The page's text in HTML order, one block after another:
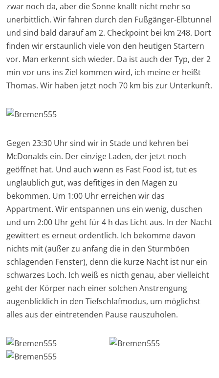
zwar noch da, aber die Sonne knallt nicht mehr so
unerbittlich. Wir fahren durch den Fußgänger-Elbtunnel
und sind bald darauf am 2. Checkpoint bei km 248. Dort
finden wir erstaunlich viele von den heutigen Startern
vor. Man erkennt sich wieder. Da ist auch der Typ, der 2
min vor uns ins Ziel kommen wird, ich meine er heißt
Thomas. Wir haben jetzt noch 70 km bis zur Unterkunft.
Gegen 23:30 Uhr sind wir in Stade und kehren bei
McDonalds ein. Der einzige Laden, der jetzt noch
geöffnet hat. Und auch wenn es Fast Food ist, tut es
unglaublich gut, was defitiges in den Magen zu
bekommen. Um 1:00 Uhr erreichen wir das
Appartment. Wir entspannen uns ein wenig, duschen
und um 2:00 Uhr geht für 4 h das Licht aus. In der Nacht
gewittert es erneut ordentlich. Ich bekomme davon
nichts mit (außer zu anfang die in den Sturmböen
schlagenden Fenster), denn die kurze Nacht ist nur ein
schwarzes Loch. Ich weiß es nicth genau, aber vielleicht
geht der Körper nach einer solchen Anstrengung
augenblicklich in den Tiefschlafmodus, um möglichst
alles aus der eintretenden Pause rauszuholen.